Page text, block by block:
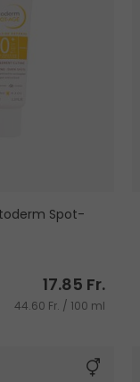
Spot-
17.85 Fr.
44.60 Fr. / 100 ml